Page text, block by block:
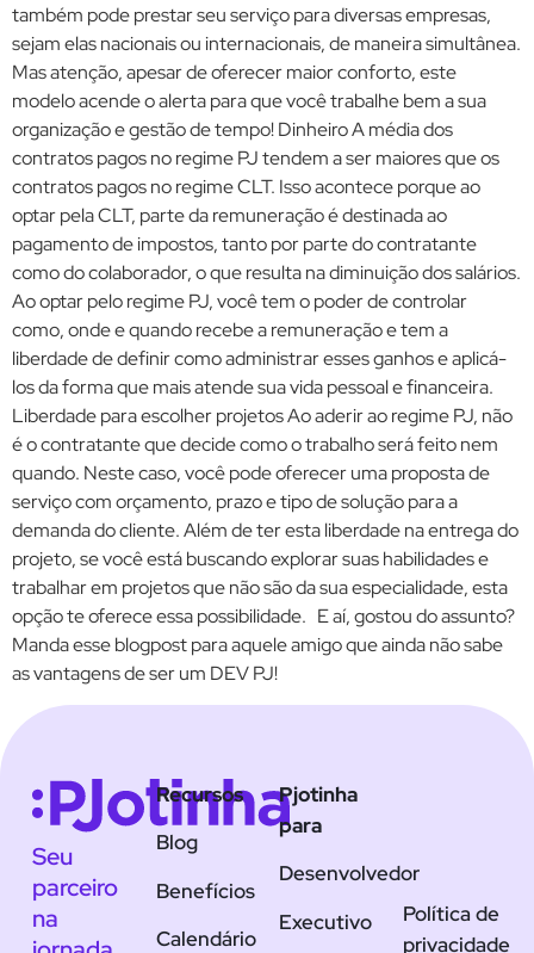
também pode prestar seu serviço para diversas empresas,
sejam elas nacionais ou internacionais, de maneira simultânea.
Mas atenção, apesar de oferecer maior conforto, este
modelo acende o alerta para que você trabalhe bem a sua
organização e gestão de tempo! Dinheiro A média dos
contratos pagos no regime PJ tendem a ser maiores que os
contratos pagos no regime CLT. Isso acontece porque ao
optar pela CLT, parte da remuneração é destinada ao
pagamento de impostos, tanto por parte do contratante
como do colaborador, o que resulta na diminuição dos salários.
Ao optar pelo regime PJ, você tem o poder de controlar
como, onde e quando recebe a remuneração e tem a
liberdade de definir como administrar esses ganhos e aplicá-
los da forma que mais atende sua vida pessoal e financeira.
Liberdade para escolher projetos Ao aderir ao regime PJ, não
é o contratante que decide como o trabalho será feito nem
quando. Neste caso, você pode oferecer uma proposta de
serviço com orçamento, prazo e tipo de solução para a
demanda do cliente. Além de ter esta liberdade na entrega do
projeto, se você está buscando explorar suas habilidades e
trabalhar em projetos que não são da sua especialidade, esta
opção te oferece essa possibilidade. E aí, gostou do assunto?
Manda esse blogpost para aquele amigo que ainda não sabe
as vantagens de ser um DEV PJ!
Seu
parceiro
na
Recursos
Blog
Benefícios
Calendário
Pjotinha
para
Desenvolvedor
Executivo
Política de
privacidade